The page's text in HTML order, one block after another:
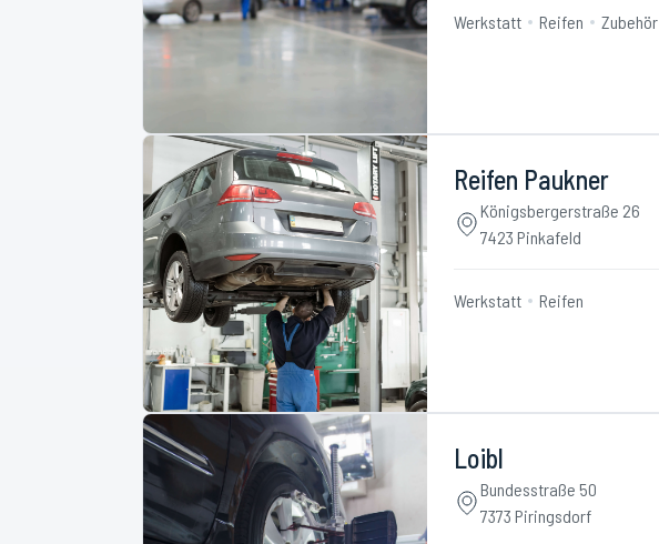
Werkstatt Reifen Zubehör
Reifen Paukner
Königsbergerstraße 26
7423 Pinkafeld
Werkstatt Reifen
Loibl
Bundesstraße 50
7373 Piringsdorf